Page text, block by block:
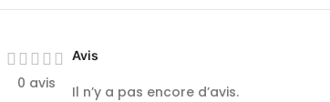
0 avis
Avis
Il n’y a pas encore d’avis.